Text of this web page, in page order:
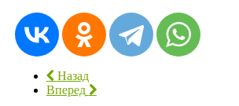
Назад
Вперед